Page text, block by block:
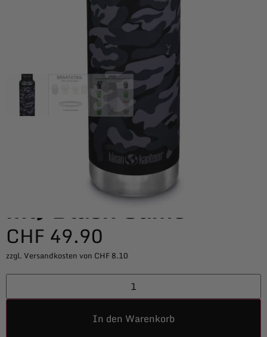
Klean Kanteen Classic
vakuumisoliert (592
ml) Black Camo
CHF 49.90
zzgl. Versandkosten von CHF 8.10
In den Warenkorb